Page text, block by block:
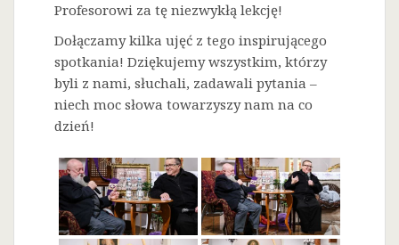
Profesorowi za tę niezwykłą lekcję!
Dołączamy kilka ujęć z tego inspirującego
spotkania! Dziękujemy wszystkim, którzy
byli z nami, słuchali, zadawali pytania –
niech moc słowa towarzyszy nam na co
dzień!